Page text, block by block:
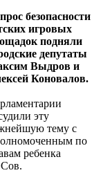
безопасности
игровых
подняли
депутаты
Выдров и
Коновалов.
эту
тему с
по
ребенка